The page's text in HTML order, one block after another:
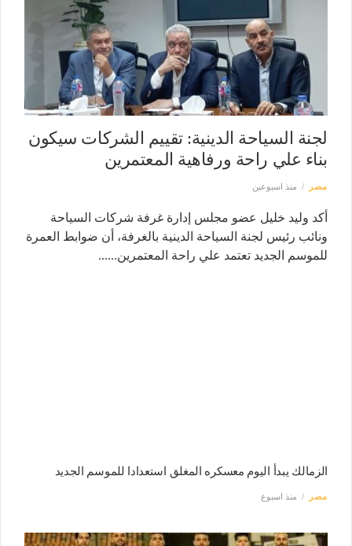
لجنة السياحة الدينية: تقييم الشركات سيكون
بناء علي راحة ورفاهية المعتمرين
مصر منذ اسبوعين
أكد وليد خليل عضو مجلس إدارة غرفة شركات السياحة
ونائب رئيس لجنة السياحة الدينية بالغرفة، أن ضوابط العمرة
للموسم الجديد تعتمد علي راحة المعتمرين......
الزمالك يبدأ اليوم معسكره المغلق استعدادا للموسم الجديد
مصر منذ اسبوع